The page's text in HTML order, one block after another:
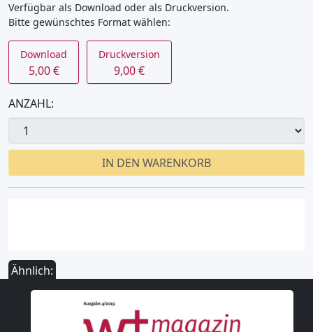
Verfügbar als Download oder als Druckversion.
Bitte gewünschtes Format wählen:
Download
5,00 €
Druckversion
9,00 €
ANZAHL:
IN DEN WARENKORB
Ähnlich: